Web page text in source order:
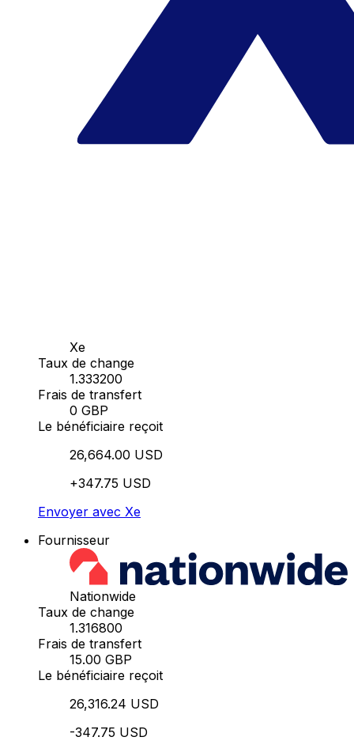
Xe
Taux de change
1.333200
Frais de transfert
0 GBP
Le bénéficiaire reçoit
26,664.00 USD
+347.75 USD
Envoyer avec Xe
Fournisseur
Nationwide
Taux de change
1.316800
Frais de transfert
15.00 GBP
Le bénéficiaire reçoit
26,316.24 USD
-347.75 USD